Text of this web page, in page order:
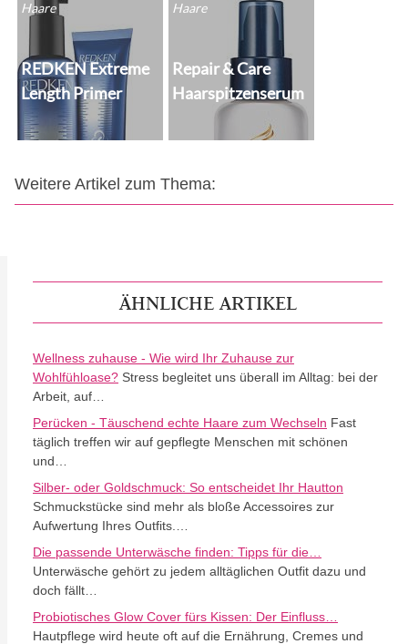
Haare
REDKEN Extreme
Length Primer
Haare
Repair & Care
Haarspitzenserum
Weitere Artikel zum Thema:
ÄHNLICHE ARTIKEL
Wellness zuhause - Wie wird Ihr Zuhause zur
Wohlfühloase? Stress begleitet uns überall im Alltag: bei der
Arbeit, auf…
Perücken - Täuschend echte Haare zum Wechseln Fast
täglich treffen wir auf gepflegte Menschen mit schönen
und…
Silber- oder Goldschmuck: So entscheidet Ihr Hautton
Schmuckstücke sind mehr als bloße Accessoires zur
Aufwertung Ihres Outfits.…
Die passende Unterwäsche finden: Tipps für die…
Unterwäsche gehört zu jedem alltäglichen Outfit dazu und
doch fällt…
Probiotisches Glow Cover fürs Kissen: Der Einfluss…
Hautpflege wird heute oft auf die Ernährung, Cremes und